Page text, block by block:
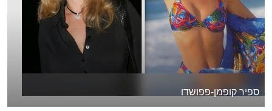
ספיר קופמן-פפושדו